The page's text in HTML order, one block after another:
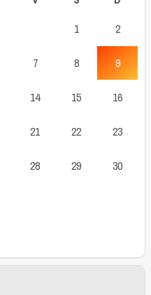
1 2
7 8 9
14 15 16
21 22 23
28 29 30